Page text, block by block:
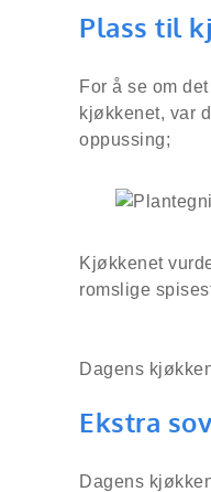
Plass til
For å se om
kjøkkenet, var
oppussing;
Kjøkkenet
romslige
Dagens
Ekstra
Dagens